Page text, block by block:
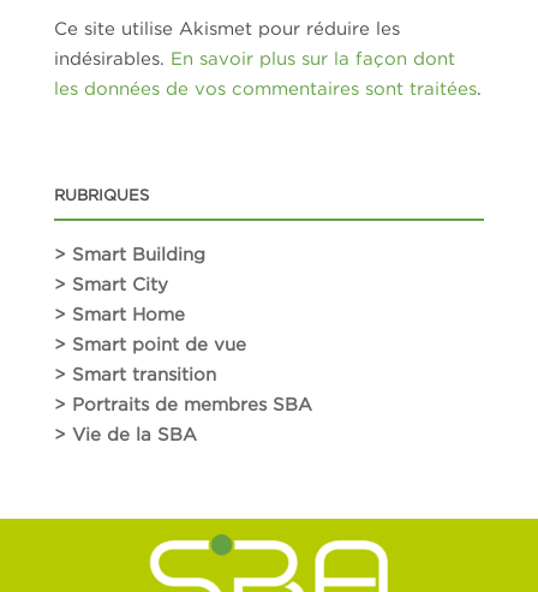
Ce site utilise Akismet pour réduire les
indésirables. En savoir plus sur la façon dont
les données de vos commentaires sont traitées.
RUBRIQUES
> Smart Building
> Smart City
> Smart Home
> Smart point de vue
> Smart transition
> Portraits de membres SBA
> Vie de la SBA